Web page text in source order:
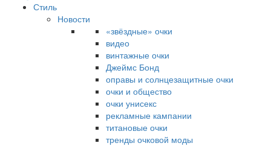
Стиль
Новости
«звёздные» очки
видео
винтажные очки
Джеймс Бонд
оправы и солнцезащитные очки
очки и общество
очки унисекс
рекламные кампании
титановые очки
тренды очковой моды